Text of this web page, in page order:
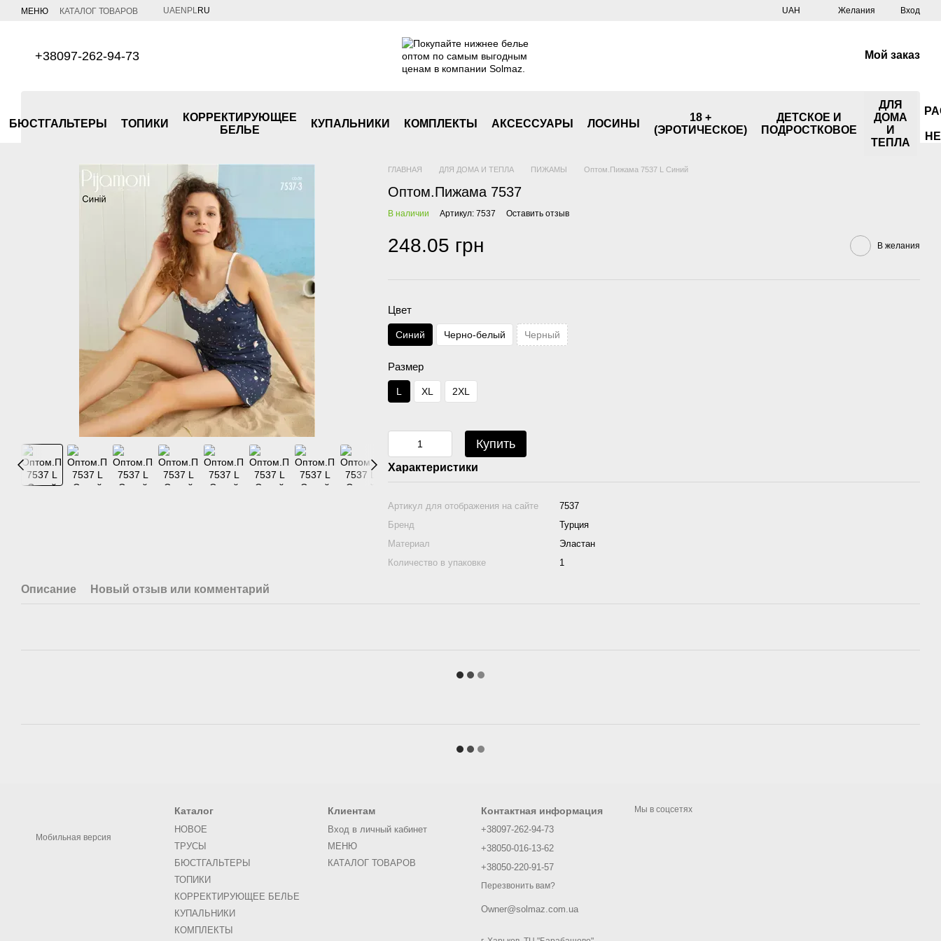
Перейти к основному контенту
МЕНЮ КАТАЛОГ ТОВАРОВ UAEN PLRU UAH Желания Вход
+38097-262-94-73 Мой заказ
БЮСТГАЛЬТЕРЫ ТОПИКИ
КОРРЕКТИРУЮЩЕЕ
БЕЛЬЕ
КУПАЛЬНИКИ КОМПЛЕКТЫ АКСЕСCУАРЫ ЛОСИНЫ
18 +
(ЭРОТИЧЕСКОЕ)
ДЕТСКОЕ И
ПОДРОСТКОВОЕ
ДЛЯ
ДОМА
И
ТЕПЛА
ГЛАВНАЯ ДЛЯ ДОМА И ТЕПЛА ПИЖАМЫ Оптом.Пижама 7537 L Синий
Оптом.Пижама 7537
В наличии Артикул: 7537 Оставить отзыв
248.05 грн В желания
Цвет
Синий Черно-белый Черный
Размер
L XL 2XL
Купить
Характеристики
Артикул для отображения на сайте
7537
Бренд
Турция
Материал
Эластан
Количество в упаковке
1
Описание Новый отзыв или комментарий
Мобильная версия
Каталог
НОВОЕ
ТРУСЫ
БЮСТГАЛЬТЕРЫ
ТОПИКИ
КОРРЕКТИРУЮЩЕЕ БЕЛЬЕ
КУПАЛЬНИКИ
КОМПЛЕКТЫ
Клиентам
Вход в личный кабинет
МЕНЮ
КАТАЛОГ ТОВАРОВ
Контактная информация
+38097-262-94-73
+38050-016-13-62
+38050-220-91-57
Перезвонить вам?
Owner@solmaz.com.ua
Мы в соцсетях